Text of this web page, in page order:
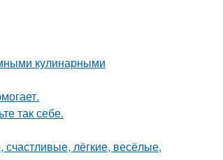
кулинарными
так себе.
лёгкие, весёлые,